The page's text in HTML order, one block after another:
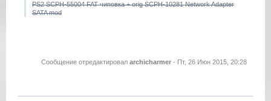
PS2 SCPH-55004 FAT чиповка + orig SCPH-10281 Network Adapter
SATA mod
Сообщение отредактировал archicharmer - Пт, 26 Июн 2015, 20:28